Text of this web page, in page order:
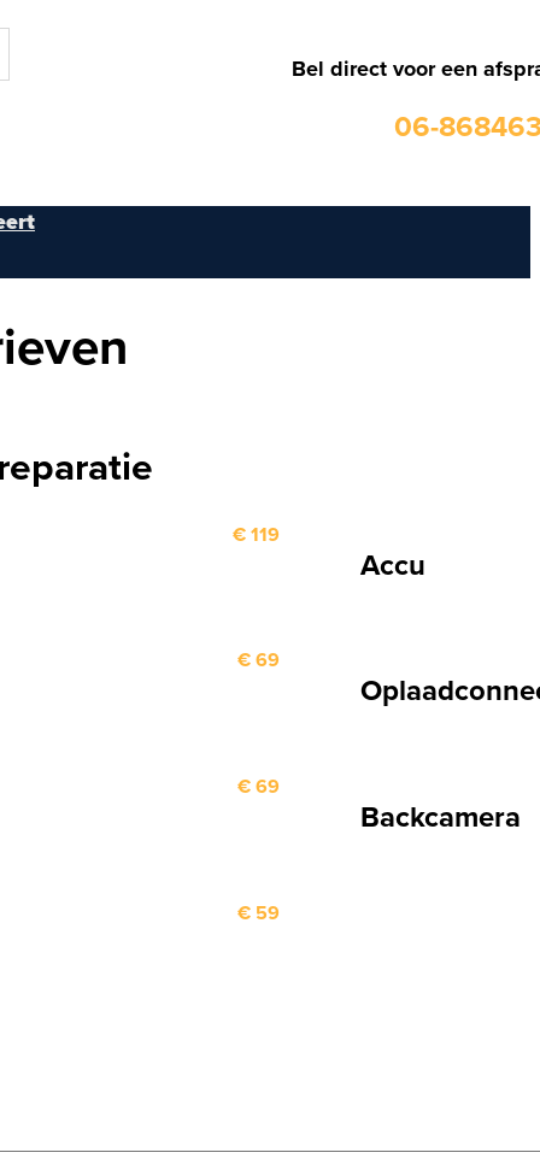
Bel direct voor een
06-
€ 119
Accu
€ 69
€ 69
Backcamera
€ 59